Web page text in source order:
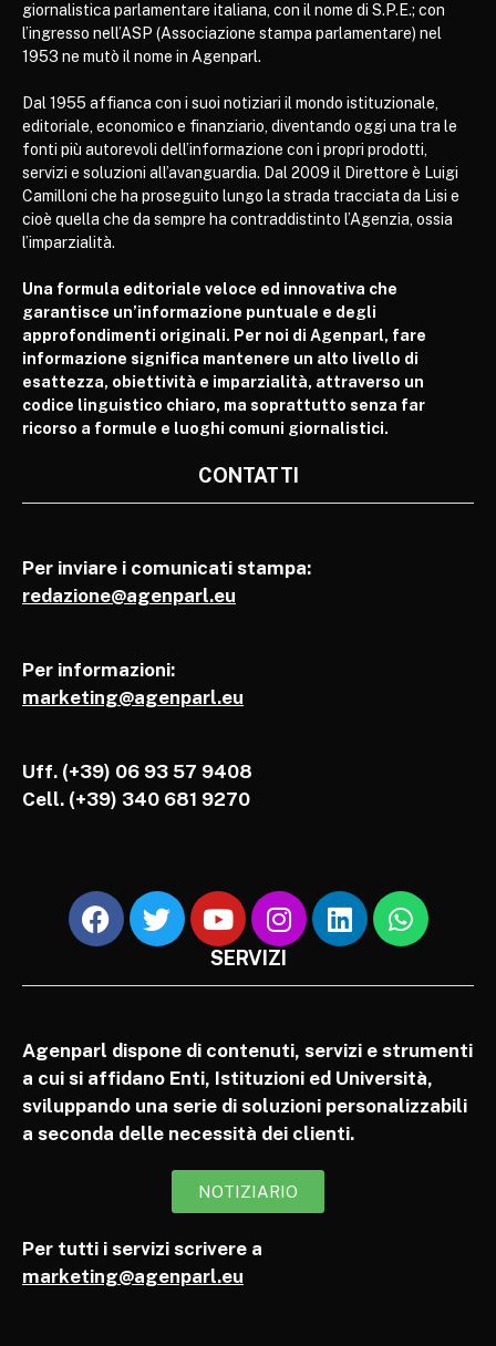
giornalistica parlamentare italiana, con il nome di S.P.E.; con
l’ingresso nell’ASP (Associazione stampa parlamentare) nel
1953 ne mutò il nome in Agenparl.
Dal 1955 affianca con i suoi notiziari il mondo istituzionale,
editoriale, economico e finanziario, diventando oggi una tra le
fonti più autorevoli dell’informazione con i propri prodotti,
servizi e soluzioni all’avanguardia. Dal 2009 il Direttore è Luigi
Camilloni che ha proseguito lungo la strada tracciata da Lisi e
cioè quella che da sempre ha contraddistinto l’Agenzia, ossia
l’imparzialità.
Una formula editoriale veloce ed innovativa che
garantisce un’informazione puntuale e degli
approfondimenti originali. Per noi di Agenparl, fare
informazione significa mantenere un alto livello di
esattezza, obiettività e imparzialità, attraverso un
codice linguistico chiaro, ma soprattutto senza far
ricorso a formule e luoghi comuni giornalistici.
CONTATTI
Per inviare i comunicati stampa:
redazione@agenparl.eu
Per informazioni:
marketing@agenparl.eu
Uff. (+39) 06 93 57 9408
Cell. (+39) 340 681 9270
SERVIZI
Agenparl dispone di contenuti, servizi e strumenti
a cui si affidano Enti, Istituzioni ed Università,
sviluppando una serie di soluzioni personalizzabili
a seconda delle necessità dei clienti.
NOTIZIARIO
Per tutti i servizi scrivere a
marketing@agenparl.eu